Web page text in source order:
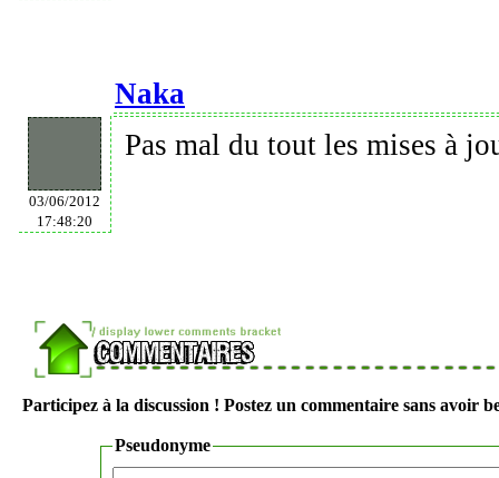
Naka
03/06/2012
17:48:20
Pas mal du tout les mises à
Participez à la discussion ! Postez un commentaire sans avoir
Pseudonyme